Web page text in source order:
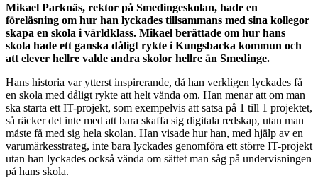
Mikael Parknäs, rektor på Smedingeskolan, hade en
föreläsning om hur han lyckades tillsammans med sina kollegor
skapa en skola i världklass. Mikael berättade om hur hans
skola hade ett ganska dåligt rykte i Kungsbacka kommun och
att elever hellre valde andra skolor hellre än Smedinge.
Hans historia var ytterst inspirerande, då han verkligen lyckades få
en skola med dåligt rykte att helt vända om. Han menar att om man
ska starta ett IT-projekt, som exempelvis att satsa på 1 till 1 projektet,
så räcker det inte med att bara skaffa sig digitala redskap, utan man
måste få med sig hela skolan. Han visade hur han, med hjälp av en
varumärkesstrateg, inte bara lyckades genomföra ett större IT-projekt
utan han lyckades också vända om sättet man såg på undervisningen
på hans skola.